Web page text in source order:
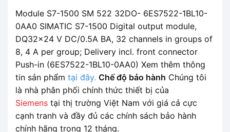
Module S7-1500 SM 522 32DO- 6ES7522-1BL10-
0AA0 SIMATIC S7-1500 Digital output module,
DQ32x24 V DC/0.5A BA, 32 channels in groups of
8, 4 A per group; Delivery incl. front connector
Push-in (6ES7522-1BL10-0AA0) Xem thêm thông
tin sản phẩm tại đây. Chế độ bảo hành Chúng tôi
là nhà phân phối chính thức thiết bị của
Siemens tại thị trường Việt Nam với giá cả cực
cạnh tranh và đầy đủ các chính sách bảo hành
chính hãng trong 12 tháng.